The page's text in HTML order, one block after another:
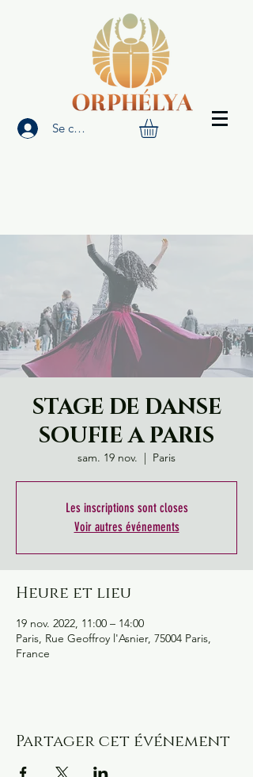
Se connecter
STAGE DE DANSE
SOUFIE A PARIS
sam. 19 nov.
  |
Paris
Les inscriptions sont closes
Voir autres événements
Heure et lieu
19 nov. 2022, 11:00 – 14:00
Paris, Rue Geoffroy l'Asnier, 75004 Paris,
France
Partager cet événement